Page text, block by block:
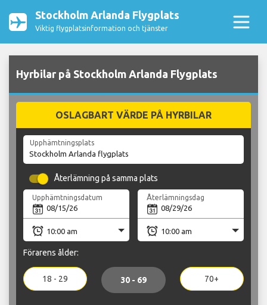
Stockholm Arlanda Flygplats
Viktig flygplatsinformation och tjänster
Hyrbilar på Stockholm Arlanda Flygplats
OSLAGBART VÄRDE PÅ HYRBILAR
Upphämtningsplats
Återlämning på samma plats
Upphämtningsdatum Återlämningsdag
Förarens ålder:
18 - 29 30 - 69 70+